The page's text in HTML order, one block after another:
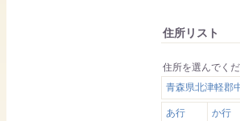
住所リスト
住所を選んでく
青森県北津軽郡
あ行 か行